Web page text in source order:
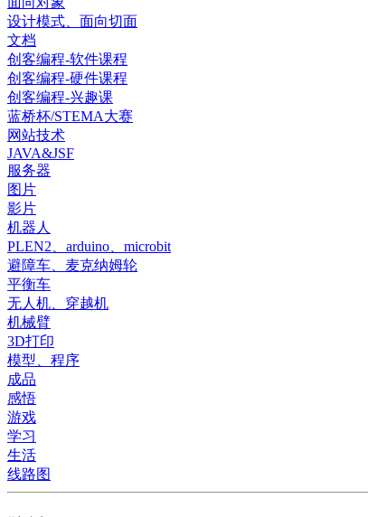
设计模式、面向切面
文档
创客编程-软件课程
创客编程-硬件课程
创客编程-兴趣课
蓝桥杯/STEMA大赛
网站技术
JAVA&JSF
服务器
图片
影片
机器人
PLEN2、arduino、microbit
避障车、麦克纳姆轮
平衡车
无人机、穿越机
机械臂
3D打印
模型、程序
成品
感悟
游戏
学习
生活
线路图